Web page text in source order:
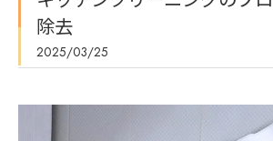
除去
2025/03/25